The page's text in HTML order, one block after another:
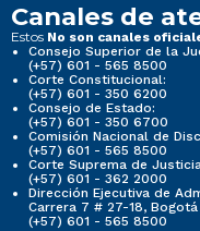
Canales de
Estos No son canales
Consejo Superior de la
(+57) 601 - 565 8500
Corte Constitucional:
(+57) 601 - 350 6200
Consejo de Estado:
(+57) 601 - 350 6700
Comisión Nacional de
(+57) 601 - 565 8500
Corte Suprema de
(+57) 601 - 362 2000
Dirección Ejecutiva de
Carrera 7 # 27-18, Bogotá
(+57) 601 - 565 8500